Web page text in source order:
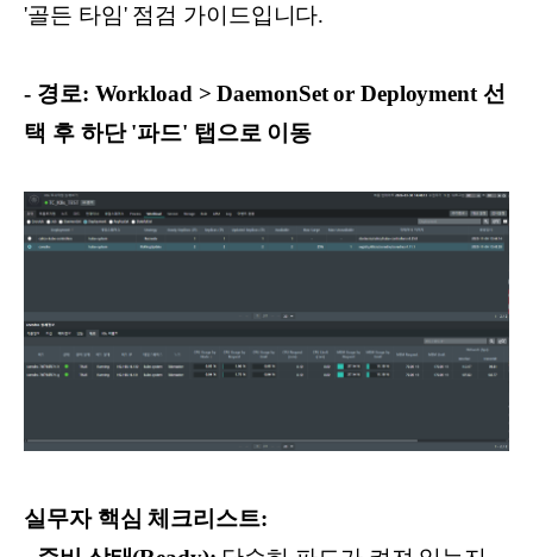
'골든 타임' 점검 가이드입니다.
- 경로: Workload > DaemonSet or Deployment 선
택 후 하단 '파드' 탭으로 이동
실무자 핵심 체크리스트: